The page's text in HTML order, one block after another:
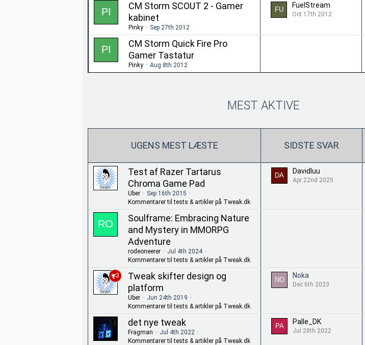
CM Storm SCOUT 2 - Gamer
kabinet
Pinky Sep 27th 2012
FuelStream
Oct 17th 2012
CM Storm Quick Fire Pro
Gamer Tastatur
Pinky Aug 8th 2012
MEST AKTIVE
UGENS MEST LÆSTE SIDSTE SVAR
Test af Razer Tartarus
Chroma Game Pad
Uber
Sep 16th 2015
Kommentarer til tests & artikler på Tweak.dk
Davidluu
Apr 22nd 2025
Soulframe: Embracing Nature
and Mystery in MMORPG
Adventure
rodeoneerer
Jul 4th 2024
Kommentarer til tests & artikler på Tweak.dk
Tweak skifter design og
platform
Uber
Jun 24th 2019
Kommentarer til tests & artikler på Tweak.dk
Noka
Dec 6th 2023
det nye tweak
Fragman
Jul 4th 2022
Kommentarer til tests & artikler på Tweak.dk
Palle_DK
Jul 28th 2022